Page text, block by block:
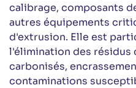
calibrage, composants
autres équipements
d'extrusion. Elle est
l'élimination des résidus
carbonisés,
contaminations